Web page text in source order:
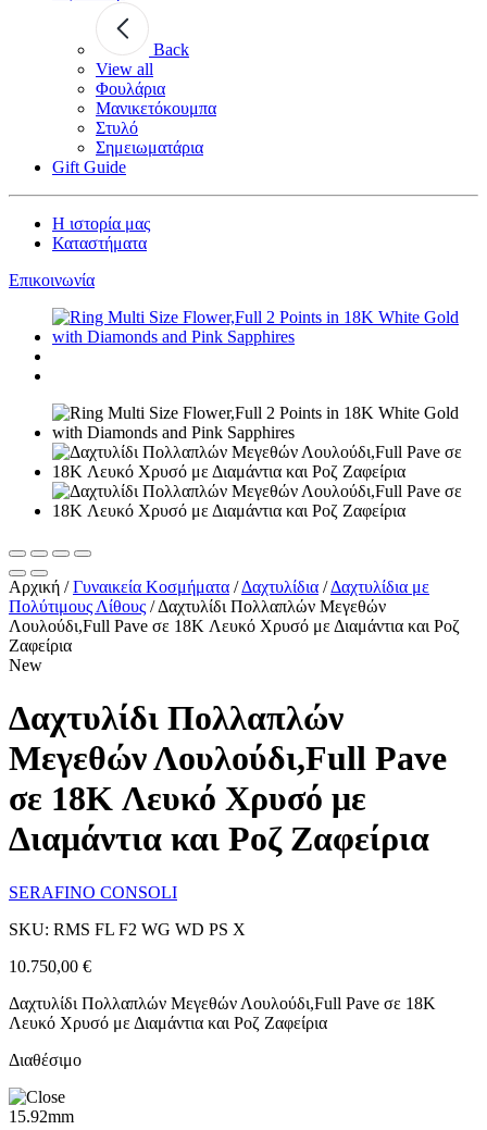
Back
View all
Φουλάρια
Μανικετόκουμπα
Στυλό
Σημειωματάρια
Gift Guide
Η ιστορία μας
Καταστήματα
Επικοινωνία
Αρχική /Γυναικεία Kοσμήματα /Δαχτυλίδια /Δαχτυλίδια με
Πολύτιμους Λίθους /Δαχτυλίδι Πολλαπλών Μεγεθών
Λουλούδι,Full Pave σε 18K Λευκό Χρυσό με Διαμάντια και Ροζ
Ζαφείρια
New
Δαχτυλίδι Πολλαπλών
Μεγεθών Λουλούδι,Full Pave
σε 18K Λευκό Χρυσό με
Διαμάντια και Ροζ Ζαφείρια
SERAFINO CONSOLI
SKU: RMS FL F2 WG WD PS X
10.750,00 €
Δαχτυλίδι Πολλαπλών Μεγεθών Λουλούδι,Full Pave σε 18K
Λευκό Χρυσό με Διαμάντια και Ροζ Ζαφείρια
Διαθέσιμο
15.92mm